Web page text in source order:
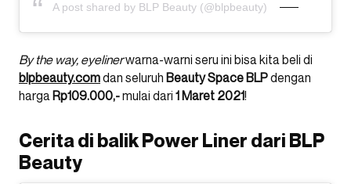
A post shared by BLP Beauty (@blpbeauty)
By the way, eyelinerwarna-warni seru ini bisa kita beli di
blpbeauty.comdan seluruh Beauty Space BLPdengan
harga Rp109.000,-mulai dari 1 Maret 2021!
Cerita di balik Power Liner dari BLP
Beauty